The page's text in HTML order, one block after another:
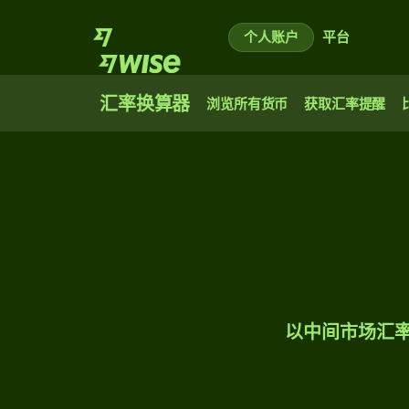
个人账户 平台
汇率换算器 浏览所有货币 获取汇率提醒
以中间市场汇